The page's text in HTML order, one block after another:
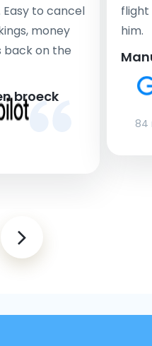
to cancel
money
back on the
broeck
flight
him.
84